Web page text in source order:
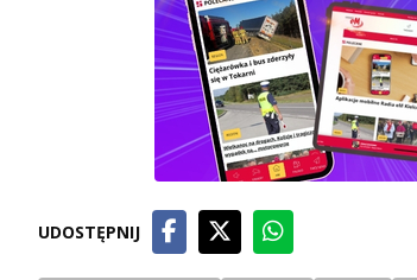
UDOSTĘPNIJ